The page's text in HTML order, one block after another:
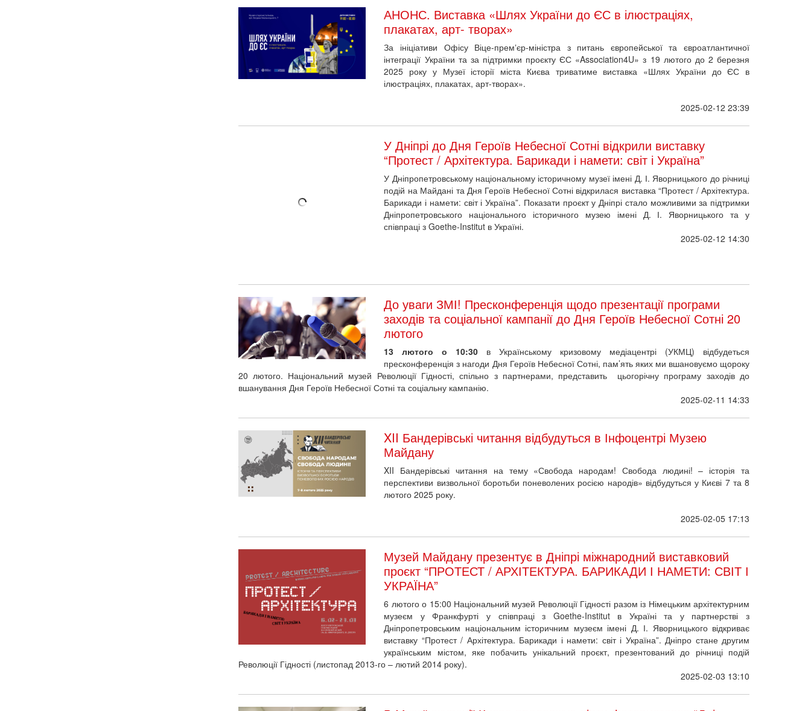
АНОНС. Виставка «Шлях України до ЄС в ілюстраціях,
плакатах, арт- творах»
За ініціативи Офісу Віце-премʼєр-міністра з питань європейської та євроатлантичної
інтеграції України та за підтримки проєкту ЄС «Association4U» з 19 лютого до 2 березня
2025 року у Музеї історії міста Києва триватиме виставка «Шлях України до ЄС в
ілюстраціях, плакатах, арт-творах».
2025-02-12 23:39
У Дніпрі до Дня Героїв Небесної Сотні відкрили виставку
“Протест / Архітектура. Барикади і намети: світ і Україна”
У Дніпропетровському національному історичному музеї імені Д. І. Яворницького до річниці
подій на Майдані та Дня Героїв Небесної Сотні відкрилася виставка “Протест / Архітектура.
Барикади і намети: світ і Україна”. Показати проєкт у Дніпрі стало можливими за підтримки
Дніпропетровського національного історичного музею імені Д. І. Яворницького та у
співпраці з Goethe-Institut в Україні.
2025-02-12 14:30
заходів та соціальної кампанії до Дня Героїв Небесної Сотні 20
лютого
13 лютого о 10:30в Українському кризовому медіацентрі (УКМЦ) відбудеться
пресконференція з нагоди Дня Героїв Небесної Сотні, пам’ять яких ми вшановуємо щороку
20 лютого. Національний музей Революції Гідності, спільно з партнерами, представить цьогорічну програму заходів до
вшанування Дня Героїв Небесної Сотні та соціальну кампанію.
2025-02-11 14:33
Майдану
XII Бандерівські читання на тему «Свобода народам! Свобода людині! – історія та
перспективи визвольної боротьби поневолених росією народів» відбудуться у Києві 7 та 8
лютого 2025 року.
2025-02-05 17:13
проєкт “ПРОТЕСТ / АРХІТЕКТУРА. БАРИКАДИ І НАМЕТИ: СВІТ І
УКРАЇНА”
6 лютого о 15:00 Національний музей Революції Гідності разом із Німецьким архітектурним
музеєм у Франкфурті у співпраці з Goethe-Institut в Україні та у партнерстві з
Дніпропетровським національним історичним музеєм імені Д. І. Яворницького відкриває
виставку “Протест / Архітектура. Барикади і намети: світ і Україна”. Дніпро стане другим
українським містом, яке побачить унікальний проєкт, презентований до річниці подій
Революції Гідності (листопад 2013-го – лютий 2014 року).
2025-02-03 13:10
пам’яті Героїв Іловайської битви 2014”